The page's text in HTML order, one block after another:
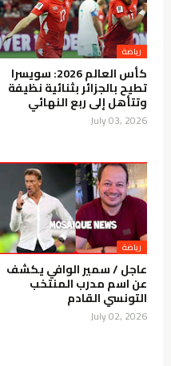
رياضة
كأس العالم 2026: سويسرا
تطيح بالجزائر بثنائية نظيفة
وتتأهل إلى ربع النهائي
July 03, 2026
رياضة
عاجل / سمير الوافي يكشف
عن اسم مدرب المنتخب
التونسي القادم
July 02, 2026